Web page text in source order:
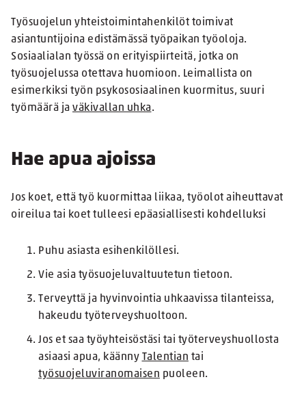
Työsuojelun yhteistoimintahenkilöt toimivat
asiantuntijoina edistämässä työpaikan työoloja.
Sosiaalialan työssä on erityispiirteitä, jotka on
työsuojelussa otettava huomioon. Leimallista on
esimerkiksi työn psykososiaalinen kuormitus, suuri
työmäärä ja väkivallan uhka.
Hae apua ajoissa
Jos koet, että työ kuormittaa liikaa, työolot aiheuttavat
oireilua tai koet tulleesi epäasiallisesti kohdelluksi
Puhu asiasta esihenkilöllesi.
Vie asia työsuojeluvaltuutetun tietoon.
Terveyttä ja hyvinvointia uhkaavissa tilanteissa,
hakeudu työterveyshuoltoon.
Jos et saa työyhteisöstäsi tai työterveyshuollosta
asiaasi apua, käänny Talentian tai
työsuojeluviranomaisen puoleen.